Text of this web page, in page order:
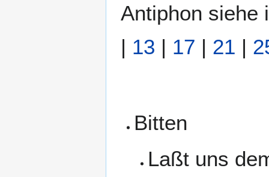
Antiphon siehe
| 13 | 17 | 21 |
Bitten
Laßt uns